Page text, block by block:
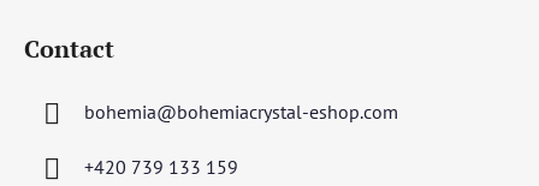
Contact
bohemia@bohemiacrystal-eshop.com
+420 739 133 159